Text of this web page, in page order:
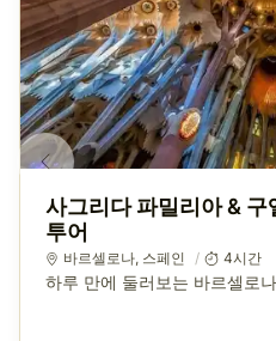
사그리다 파밀리아 &
투어
바르셀로나, 스페인 4시간
하루 만에 둘러보는 바르셀로